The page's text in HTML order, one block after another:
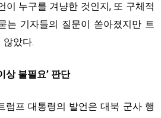
이 누구를 겨냥한 것인지, 또 구체적
는 기자들의 질문이 쏟아졌지만 트
않았다.
상 불필요’ 판단
럼프 대통령의 발언은 대북 군사 행